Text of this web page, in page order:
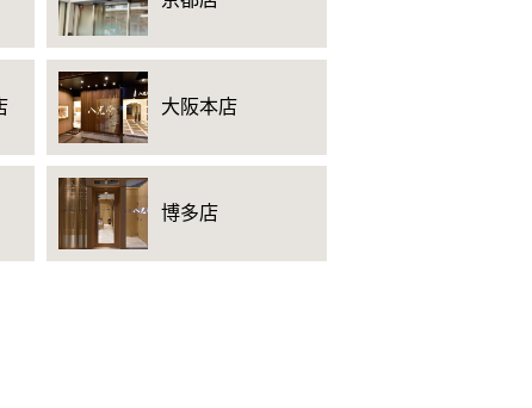
大阪本店
博多店